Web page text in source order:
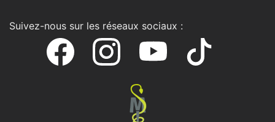
Suivez-nous sur les réseaux sociaux :